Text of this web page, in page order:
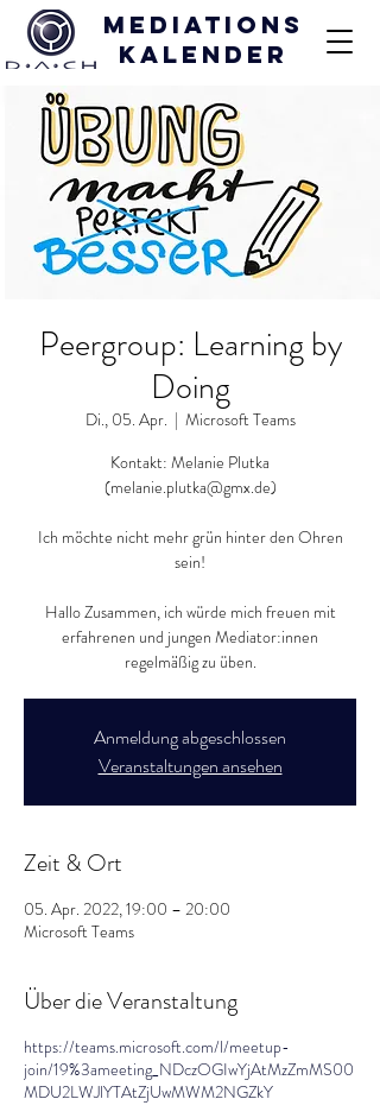
Mediations
kalender
Peergroup: Learning by
Doing
Di., 05. Apr.
  |
Microsoft Teams
Kontakt: Melanie Plutka
(melanie.plutka@gmx.de)
Ich möchte nicht mehr grün hinter den Ohren
sein!
Hallo Zusammen, ich würde mich freuen mit
erfahrenen und jungen Mediator:innen
regelmäßig zu üben.
Anmeldung abgeschlossen
Veranstaltungen ansehen
Zeit & Ort
05. Apr. 2022, 19:00 – 20:00
Microsoft Teams
Über die Veranstaltung
https://teams.microsoft.com/l/meetup-
join/19%3ameeting_NDczOGIwYjAtMzZmMS00
MDU2LWJlYTAtZjUwMWM2NGZkY